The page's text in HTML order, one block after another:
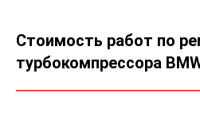
Стоимость работ по
турбокомпрессора